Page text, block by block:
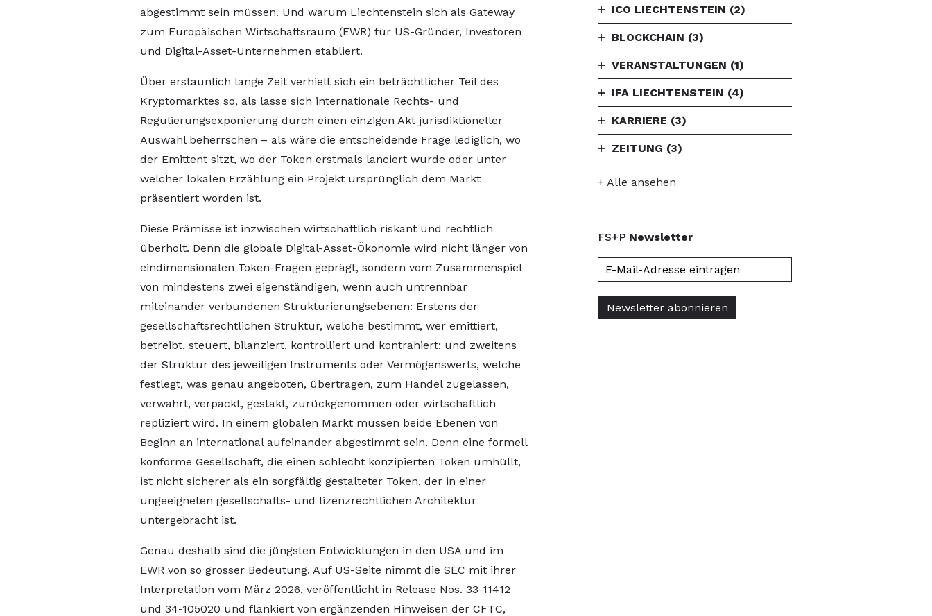
abgestimmt sein müssen. Und warum Liechtenstein sich als Gateway
zum Europäischen Wirtschaftsraum (EWR) für US-Gründer, Investoren
und Digital-Asset-Unternehmen etabliert.
Über erstaunlich lange Zeit verhielt sich ein beträchtlicher Teil des
Kryptomarktes so, als lasse sich internationale Rechts- und
Regulierungsexponierung durch einen einzigen Akt jurisdiktioneller
Auswahl beherrschen – als wäre die entscheidende Frage lediglich, wo
der Emittent sitzt, wo der Token erstmals lanciert wurde oder unter
welcher lokalen Erzählung ein Projekt ursprünglich dem Markt
präsentiert worden ist.
Diese Prämisse ist inzwischen wirtschaftlich riskant und rechtlich
überholt. Denn die globale Digital-Asset-Ökonomie wird nicht länger von
eindimensionalen Token-Fragen geprägt, sondern vom Zusammenspiel
von mindestens zwei eigenständigen, wenn auch untrennbar
miteinander verbundenen Strukturierungsebenen: Erstens der
gesellschaftsrechtlichen Struktur, welche bestimmt, wer emittiert,
betreibt, steuert, bilanziert, kontrolliert und kontrahiert; und zweitens
der Struktur des jeweiligen Instruments oder Vermögenswerts, welche
festlegt, was genau angeboten, übertragen, zum Handel zugelassen,
verwahrt, verpackt, gestakt, zurückgenommen oder wirtschaftlich
repliziert wird. In einem globalen Markt müssen beide Ebenen von
Beginn an international aufeinander abgestimmt sein. Denn eine formell
konforme Gesellschaft, die einen schlecht konzipierten Token umhüllt,
ist nicht sicherer als ein sorgfältig gestalteter Token, der in einer
ungeeigneten gesellschafts- und lizenzrechtlichen Architektur
untergebracht ist.
Genau deshalb sind die jüngsten Entwicklungen in den USA und im
EWR von so grosser Bedeutung. Auf US-Seite nimmt die SEC mit ihrer
Interpretation vom März 2026, veröffentlicht in Release Nos. 33-11412
und 34-105020 und flankiert von ergänzenden Hinweisen der CFTC,
ICO LIECHTENSTEIN (2)
BLOCKCHAIN (3)
VERANSTALTUNGEN (1)
IFA LIECHTENSTEIN (4)
KARRIERE (3)
ZEITUNG (3)
+ Alle ansehen
FS+P Newsletter